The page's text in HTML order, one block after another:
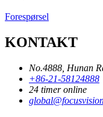
Forespørsel
KONTAKT
No.4888, Hunan
+86-21-58124888
24 timer online